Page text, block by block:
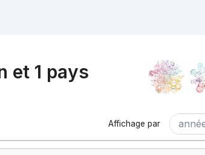
et 1 pays
Affichage par